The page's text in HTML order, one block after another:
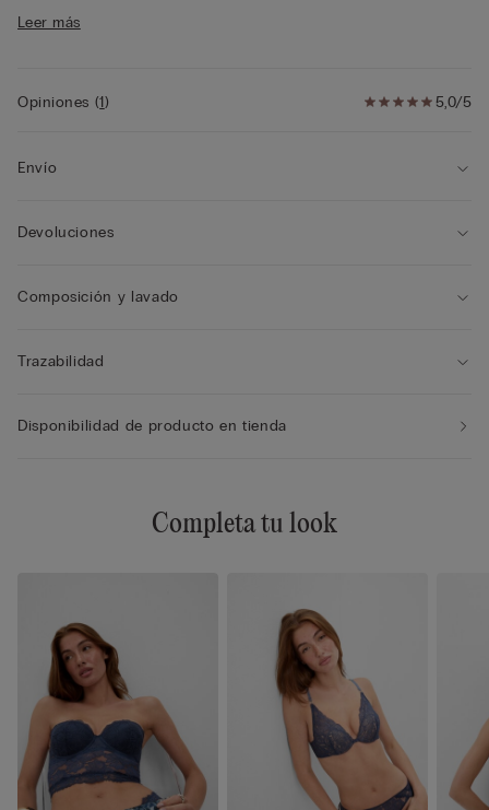
Modelo suave y cómodo, ideal para quien busca un efecto
natural, pero muy femenino.
• Tirantes no ajustables
42B
Leer más
5,0/5
Opiniones (1)
Envío
Devoluciones
Composición y lavado
Trazabilidad
Disponibilidad de producto en tienda
Completa tu look